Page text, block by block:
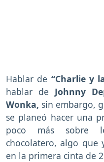
Hablar de “Charlie y
hablar de Johnny
Wonka, sin embargo,
se planeó hacer una
poco más sobre
chocolatero, algo que
en la primera cinta de